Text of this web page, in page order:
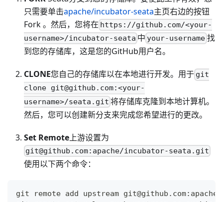
只需要单击apache/incubator-seata主页右边的按钮
Fork 。然后，您将在 https://github.com/<your-
username>/incubator-seata 中 your-username找
到您的存储库，这是您的GitHub用户名。
CLONE您自己的存储库以在本地进行开发。用于 git
clone git@github.com:<your-
username>/seata.git 将存储库克隆到本地计算机。
然后，您可以创建新分支来完成您希望进行的更改。
Set Remote上游设置为
git@github.com:apache/incubator-seata.git
使用以下两个命令：
git remote add upstream